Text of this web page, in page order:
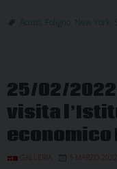
Acutis Foligno New York
25/02/
visita
economico
GALLERIA 5 MARZO 2022